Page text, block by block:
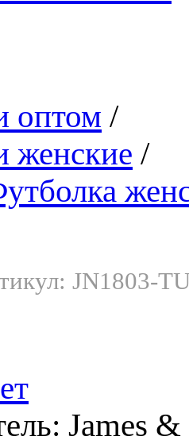
оптом /
женские /
JN1803-
James